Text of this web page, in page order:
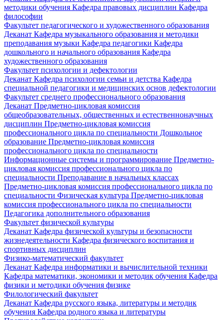
методики обучения Кафедра правовых дисциплин Кафедра
философии
Факультет педагогического и художественного образования
Деканат Кафедра музыкального образования и методики
преподавания музыки Кафедра педагогики Кафедра
дошкольного и начального образования Кафедра
художественного образования
Факультет психологии и дефектологии
Деканат Кафедра психологии семьи и детства Кафедра
специальной педагогики и медицинских основ дефектологии
Факультет среднего профессионального образования
Деканат Предметно-цикловая комиссия
общеобразовательных, общественных и естественнонаучных
дисциплин Предметно-цикловая комиссия
профессионального цикла по специальности Дошкольное
образование Предметно-цикловая комиссия
профессионального цикла по специальности
Информационные системы и программирование Предметно-
цикловая комиссия профессионального цикла по
специальности Преподавание в начальных классах
Предметно-цикловая комиссия профессионального цикла по
специальности Физическая культура Предметно-цикловая
комиссия профессионального цикла по специальности
Педагогика дополнительного образования
Факультет физической культуры
Деканат Кафедра физической культуры и безопасности
жизнедеятельности Кафедра физического воспитания и
спортивных дисциплин
Физико-математический факультет
Деканат Кафедра информатики и вычислительной техники
Кафедра математики, экономики и методик обучения Кафедра
физики и методики обучения физике
Филологический факультет
Деканат Кафедра русского языка, литературы и методик
обучения Кафедра родного языка и литературы